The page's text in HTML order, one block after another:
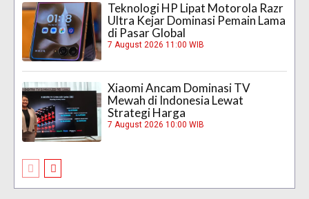
Teknologi HP Lipat Motorola Razr
Ultra Kejar Dominasi Pemain Lama
di Pasar Global
7 August 2026 11:00 WIB
Xiaomi Ancam Dominasi TV
Mewah di Indonesia Lewat
Strategi Harga
7 August 2026 10:00 WIB